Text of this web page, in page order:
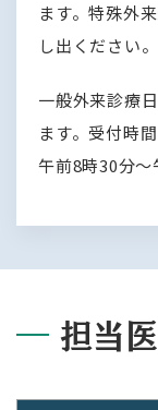
ます。特殊外
し出ください。
一般外来診療
ます。受付時
午前8時30分～
担当